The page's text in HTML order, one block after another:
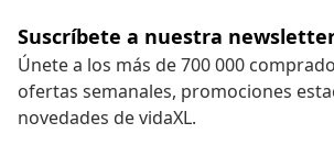
Suscríbete a nuestra
Únete a los más de 700 000
ofertas semanales, promociones
novedades de vidaXL.